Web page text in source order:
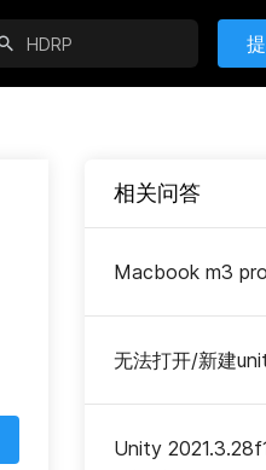
相关问答
Macbook m3
无法打开/新建
Unity